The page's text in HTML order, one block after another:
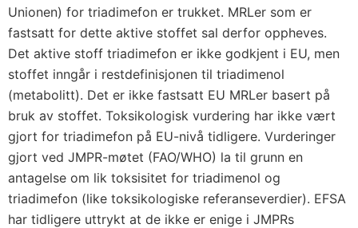
Unionen) for triadimefon er trukket. MRLer som er
fastsatt for dette aktive stoffet sal derfor oppheves.
Det aktive stoff triadimefon er ikke godkjent i EU, men
stoffet inngår i restdefinisjonen til triadimenol
(metabolitt). Det er ikke fastsatt EU MRLer basert på
bruk av stoffet. Toksikologisk vurdering har ikke vært
gjort for triadimefon på EU-nivå tidligere. Vurderinger
gjort ved JMPR-møtet (FAO/WHO) la til grunn en
antagelse om lik toksisitet for triadimenol og
triadimefon (like toksikologiske referanseverdier). EFSA
har tidligere uttrykt at de ikke er enige i JMPRs